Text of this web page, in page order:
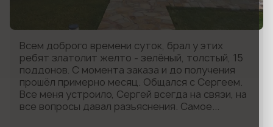
Всем доброго времени суток, брал у этих
ребят златолит желто - зелёный, толстый, 15
поддонов. С момента заказа и до получения
прошёл примерно месяц. Общался с Сергеем.
Все меня устроило, Сергей всегда на связи, на
все вопросы давал разъяснения. Самое...